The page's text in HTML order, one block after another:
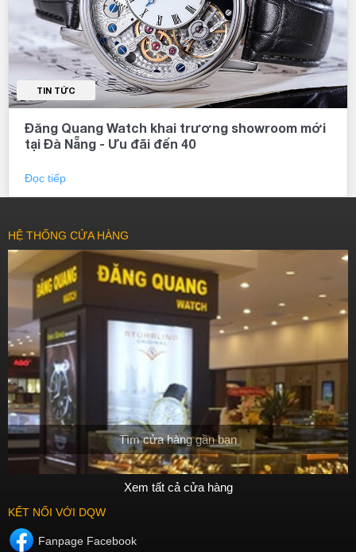
TIN TỨC
Đăng Quang Watch khai trương showroom mới
tại Đà Nẵng - Ưu đãi đến 40
Đọc tiếp
HỆ THỐNG CỬA HÀNG
Tìm cửa hàng gần bạn
Xem tất cả cửa hàng
KẾT NỐI VỚI DQW
Fanpage Facebook